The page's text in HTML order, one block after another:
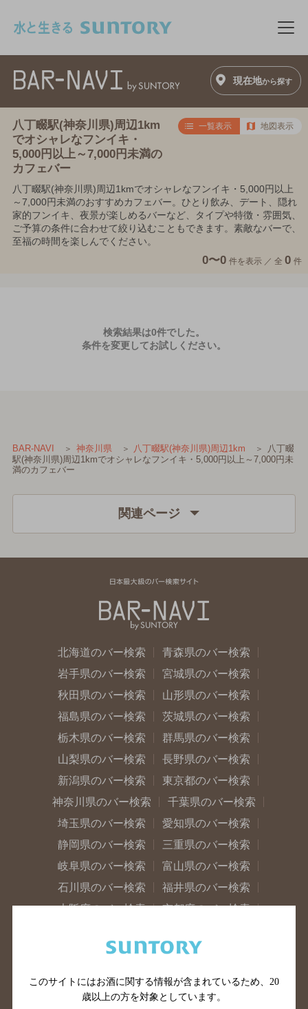
メ
現在地から探す
八丁畷駅(神奈川県)周辺1km
でオシャレなフンイキ・
5,000円以上～7,000円未満の
カフェバー
一覧表示 地図表示
八丁畷駅(神奈川県)周辺1kmでオシャレなフンイキ・5,000円以上
～7,000円未満のおすすめカフェバー。ひとり飲み、デート、隠れ
家的フンイキ、夜景が楽しめるバーなど、タイプや特徴・雰囲気、
ご予算の条件に合わせて絞り込むこともできます。素敵なバーで、
至福の時間を楽しんでください。
0〜0 件を表示 ／ 全 0 件
検索結果は0件でした。
条件を変更してお試しください。
BAR-NAVI 神奈川県 八丁畷駅(神奈川県)周辺1km
八丁畷
駅(神奈川県)周辺1kmでオシャレなフンイキ・5,000円以上～7,000円未
満のカフェバー
関連ページ
北海道のバー検索
青森県のバー検索
岩手県のバー検索
宮城県のバー検索
秋田県のバー検索
山形県のバー検索
福島県のバー検索
茨城県のバー検索
栃木県のバー検索
群馬県のバー検索
山梨県のバー検索
長野県のバー検索
新潟県のバー検索
東京都のバー検索
神奈川県のバー検索
千葉県のバー検索
埼玉県のバー検索
愛知県のバー検索
静岡県のバー検索
三重県のバー検索
岐阜県のバー検索
富山県のバー検索
石川県のバー検索
福井県のバー検索
大阪府のバー検索
京都府のバー検索
滋賀県のバー検索
和歌山県のバー検索
山口県のバー検索
鳥取県のバー検索
このサイトにはお酒に関する情報が含まれているため、 20
歳以上の方を対象としています。